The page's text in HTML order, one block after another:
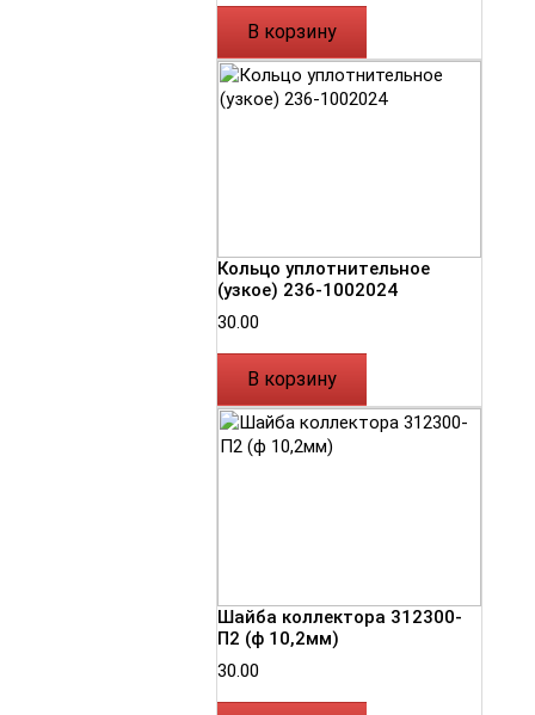
В корзину
Кольцо уплотнительное
(узкое) 236-1002024
30.00
В корзину
Шайба коллектора 312300-
П2 (ф 10,2мм)
30.00